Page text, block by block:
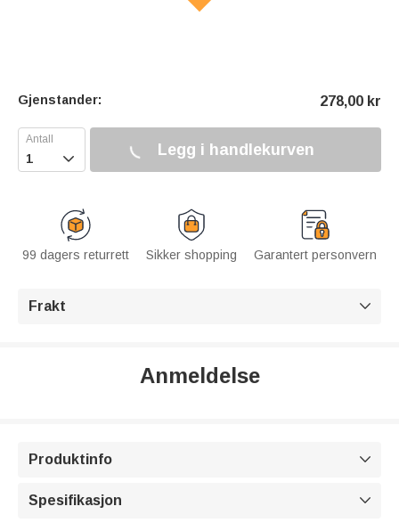
Gjenstander: 278,00 kr
 Legg i handlekurven
99 dagers returrett Sikker shopping Garantert personvern
Frakt 
Anmeldelse
Produktinfo 
Spesifikasjon 